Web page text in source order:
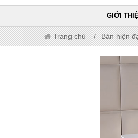
GIỚI
Trang chủ Bàn hiện